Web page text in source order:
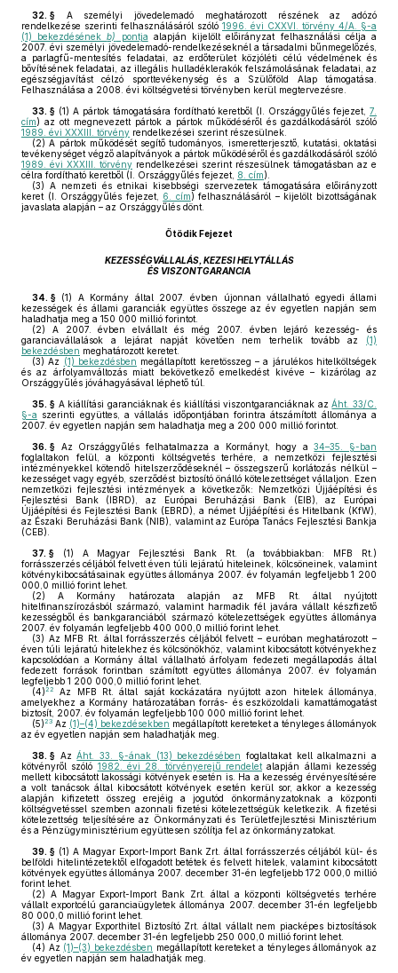
32. § A személyi jövedelemadó meghatározott részének az adózó
rendelkezése szerinti felhasználásáról szóló 1996. évi CXXVI. törvény 4/A. §-a
(1) bekezdésénekb) pontja alapján kijelölt előirányzat felhasználási célja a
2007. évi személyi jövedelemadó-rendelkezéseknél a társadalmi bűnmegelőzés,
a parlagfű-mentesítés feladatai, az erdőterület közjóléti célú védelmének és
bővítésének feladatai, az illegális hulladéklerakók felszámolásának feladatai, az
egészségjavítást célzó sporttevékenység és a Szülőföld Alap támogatása.
Felhasználása a 2008. évi költségvetési törvényben kerül megtervezésre.
33. § (1) A pártok támogatására fordítható keretből (I. Országgyűlés fejezet,7.
cím) az ott megnevezett pártok a pártok működéséről és gazdálkodásáról szóló
1989. évi XXXIII. törvény rendelkezései szerint részesülnek.
(2) A pártok működését segítő tudományos, ismeretterjesztő, kutatási, oktatási
tevékenységet végző alapítványok a pártok működéséről és gazdálkodásáról szóló
1989. évi XXXIII. törvény rendelkezései szerint részesülnek támogatásban az e
célra fordítható keretből (I. Országgyűlés fejezet, 8. cím).
(3) A nemzeti és etnikai kisebbségi szervezetek támogatására előirányzott
keret (I. Országgyűlés fejezet, 6. cím) felhasználásáról – kijelölt bizottságának
javaslata alapján – az Országgyűlés dönt.
Ötödik Fejezet
KEZESSÉGVÁLLALÁS, KEZESI HELYTÁLLÁS
ÉS VISZONTGARANCIA
34. § (1)
A Kormány által 2007. évben újonnan vállalható egyedi állami
kezességek és állami garanciák együttes összege az év egyetlen napján sem
haladhatja meg a 150 000 millió forintot.
(2) A 2007. évben elvállalt és még 2007. évben lejáró kezesség- és
garanciavállalások a lejárat napját követően nem terhelik tovább az (1)
bekezdésben meghatározott keretet.
(3) Az (1) bekezdésben megállapított keretösszeg – a járulékos hitelköltségek
és az árfolyamváltozás miatt bekövetkező emelkedést kivéve – kizárólag az
Országgyűlés jóváhagyásával léphető túl.
35. § A kiállítási garanciáknak és kiállítási viszontgaranciáknak azÁht. 33/C.
§-a szerinti együttes, a vállalás időpontjában forintra átszámított állománya a
2007. év egyetlen napján sem haladhatja meg a 200 000 millió forintot.
36. § Az Országgyűlés felhatalmazza a Kormányt, hogy a34–35. §-ban
foglaltakon felül, a központi költségvetés terhére, a nemzetközi fejlesztési
intézményekkel kötendő hitelszerződéseknél – összegszerű korlátozás nélkül –
kezességet vagy egyéb, szerződést biztosító önálló kötelezettséget vállaljon. Ezen
nemzetközi fejlesztési intézmények a következők: Nemzetközi Újjáépítési és
Fejlesztési Bank (IBRD), az Európai Beruházási Bank (EIB), az Európai
Újjáépítési és Fejlesztési Bank (EBRD), a német Újjáépítési és Hitelbank (KfW),
az Északi Beruházási Bank (NIB), valamint az Európa Tanács Fejlesztési Bankja
(CEB).
37. § (1) A Magyar Fejlesztési Bank Rt. (a továbbiakban: MFB Rt.)
forrásszerzés céljából felvett éven túli lejáratú hiteleinek, kölcsöneinek, valamint
kötvénykibocsátásainak együttes állománya 2007. év folyamán legfeljebb 1 200
000,0 millió forint lehet.
(2) A Kormány határozata alapján az MFB Rt. által nyújtott
hitelfinanszírozásból származó, valamint harmadik fél javára vállalt készfizető
kezességből és bankgaranciából származó kötelezettségek együttes állománya
2007. év folyamán legfeljebb 400 000,0 millió forint lehet.
(3) Az MFB Rt. által forrásszerzés céljából felvett – euróban meghatározott –
éven túli lejáratú hitelekhez és kölcsönökhöz, valamint kibocsátott kötvényekhez
kapcsolódóan a Kormány által vállalható árfolyam fedezeti megállapodás által
fedezett források forintban számított együttes állománya 2007. év folyamán
legfeljebb 1 200 000,0 millió forint lehet.
(4)22
Az MFB Rt. által saját kockázatára nyújtott azon hitelek állománya,
amelyekhez a Kormány határozatában forrás- és eszközoldali kamattámogatást
biztosít, 2007. év folyamán legfeljebb 100 000 millió forint lehet.
(5)23 Az (1)–(4) bekezdésekben megállapított kereteket a tényleges állományok
az év egyetlen napján sem haladhatják meg.
38. § AzÁht. 33. §-ának (13) bekezdésében foglaltakat kell alkalmazni a
kötvényről szóló 1982. évi 28. törvényerejű rendelet alapján állami kezesség
mellett kibocsátott lakossági kötvények esetén is. Ha a kezesség érvényesítésére
a volt tanácsok által kibocsátott kötvények esetén kerül sor, akkor a kezesség
alapján kifizetett összeg erejéig a jogutód önkormányzatoknak a központi
költségvetéssel szemben azonnali fizetési kötelezettségük keletkezik. A fizetési
kötelezettség teljesítésére az Önkormányzati és Területfejlesztési Minisztérium
és a Pénzügyminisztérium együttesen szólítja fel az önkormányzatokat.
39. § (1) A Magyar Export-Import Bank Zrt. által forrásszerzés céljából kül- és
belföldi hitelintézetektől elfogadott betétek és felvett hitelek, valamint kibocsátott
kötvények együttes állománya 2007. december 31-én legfeljebb 172 000,0 millió
forint lehet.
(2) A Magyar Export-Import Bank Zrt. által a központi költségvetés terhére
vállalt exportcélú garanciaügyletek állománya 2007. december 31-én legfeljebb
80 000,0 millió forint lehet.
(3) A Magyar Exporthitel Biztosító Zrt. által vállalt nem piacképes biztosítások
állománya 2007. december 31-én legfeljebb 250 000,0 millió forint lehet.
(4) Az (1)–(3) bekezdésben megállapított kereteket a tényleges állományok az
év egyetlen napján sem haladhatják meg.